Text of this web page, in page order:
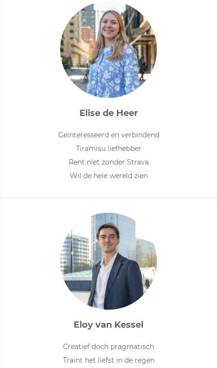
Elise de Heer
Geïnteresseerd en verbindend
Tiramisu liefhebber
Rent niet zonder Strava
Wil de hele wereld zien
Eloy van Kessel
Creatief doch pragmatisch
Traint het liefst in de regen